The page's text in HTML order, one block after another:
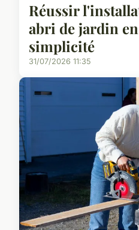
Réussir
abri de jardin
simplicité
31/07/2026 11:35